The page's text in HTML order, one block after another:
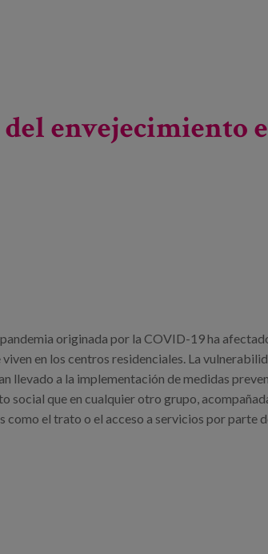
envejecimiento
originada por la COVID-19 ha
en los centros residenciales. La
llevado a la implementación de medidas
que en cualquier otro grupo,
el trato o el acceso a servicios por parte